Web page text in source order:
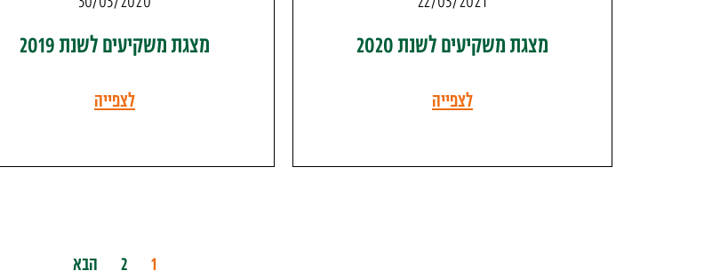
מצגת משקיעים לשנת 2020
לצפייה
מצגת משקיעים לשנת 2019
לצפייה
1
2 הבא